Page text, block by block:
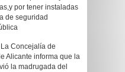
por tener instaladas
de seguridad
La Concejalía de
Alicante informa que la
la madrugada del